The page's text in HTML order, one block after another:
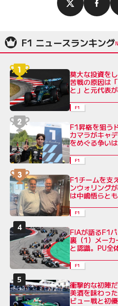
F1 ニュースランキング
莫大な投資を
苦戦の原因は
と」と元代表
F1
F1昇格を狙う
カマラがキャ
をめぐる争い
F1
F1チームを支
ンウォリング
は中嶋悟らと
F1
FIAが語るF1
裏（1）メーカ
と認識。PU全
F1
衝撃的な初陣
美酒を味わっ
ビュー戦と初